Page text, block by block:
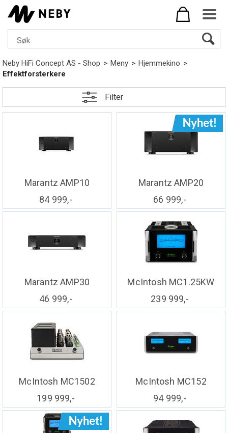
Neby HiFi Concept AS - Shop>Meny>Hjemmekino>
Effektforsterkere
Filter
Marantz AMP10
84 999,-
Marantz AMP20
66 999,-
Marantz AMP30
46 999,-
McIntosh MC1.25KW
239 999,-
McIntosh MC1502
199 999,-
McIntosh MC152
94 999,-